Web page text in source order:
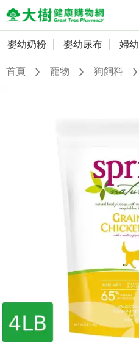
嬰幼奶粉
食品／健康食補
寵物
會員資料及密碼修改
登入
嬰幼奶粉 嬰幼尿布 婦幼
首頁 寵物 狗飼料